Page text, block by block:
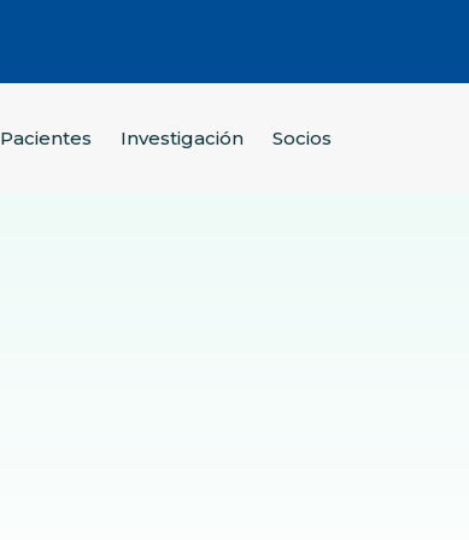
Pacientes Investigación Socios